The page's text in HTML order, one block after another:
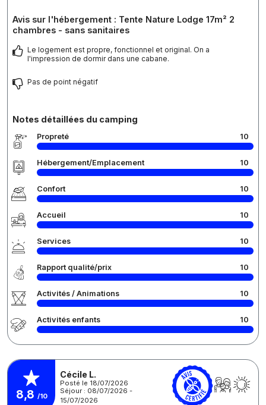
Avis sur l'hébergement : Tente Nature Lodge 17m² 2
chambres - sans sanitaires
Le logement est propre, fonctionnel et original. On a
l'impression de dormir dans une cabane.
Pas de point négatif
Notes détaillées du camping
Propreté 10
Hébergement/Emplacement 10
Confort 10
Accueil 10
Services 10
Rapport qualité/prix 10
Activités / Animations 10
Activités enfants 10
8,8 /10
Cécile L.
Posté le 18/07/2026
Séjour : 08/07/2026 -
15/07/2026